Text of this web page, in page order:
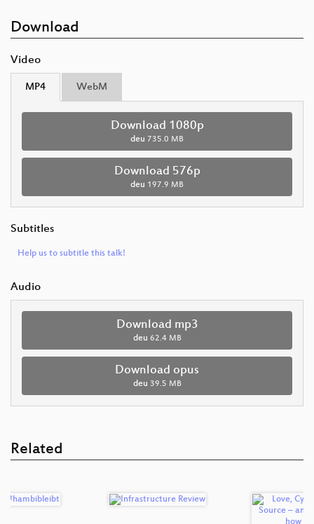
Download
Video
MP4 WebM
Download 1080p
deu 735.0 MB
Download 576p
deu 197.9 MB
Subtitles
Help us to subtitle this talk!
Audio
Download mp3
deu 62.4 MB
Download opus
deu 39.5 MB
Related